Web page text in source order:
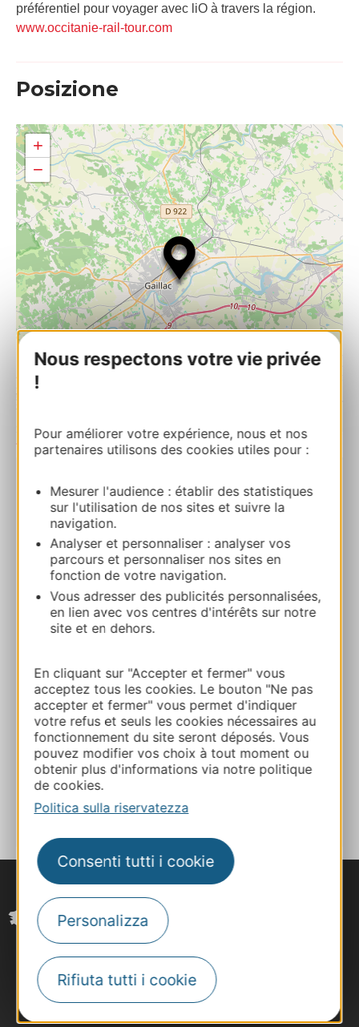
Nous respectons votre vie privée
!
Pour améliorer votre expérience, nous et nos
partenaires utilisons des cookies utiles pour :
Mesurer l'audience : établir des statistiques
sur l'utilisation de nos sites et suivre la
navigation.
Analyser et personnaliser : analyser vos
parcours et personnaliser nos sites en
fonction de votre navigation.
Vous adresser des publicités personnalisées,
en lien avec vos centres d'intérêts sur notre
site et en dehors.
En cliquant sur "Accepter et fermer" vous
acceptez tous les cookies. Le bouton "Ne pas
accepter et fermer" vous permet d'indiquer
votre refus et seuls les cookies nécessaires au
fonctionnement du site seront déposés. Vous
pouvez modifier vos choix à tout moment ou
obtenir plus d'informations via notre politique
de cookies.
Politica sulla riservatezza
Consenti tutti i cookie
Personalizza
Rifiuta tutti i cookie
préférentiel pour voyager avec liO à travers la région.
www.occitanie-rail-tour.com
Posizione
+
−
Leaflet| Map data ©OpenStreetMap contributors
Résidence Domitys – Les Cépages –
Restaurant
85 avenue François Mitterrand 81600
GAILLAC
Calcola il tuo percorso
E-mail
Sito web
AGGIUNGI